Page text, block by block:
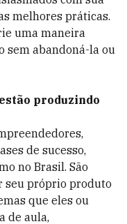
melhores práticas.
uma maneira
sem abandoná-la ou
produzindo
de sucesso,
no Brasil. São
seu próprio produto
que eles ou
de aula,